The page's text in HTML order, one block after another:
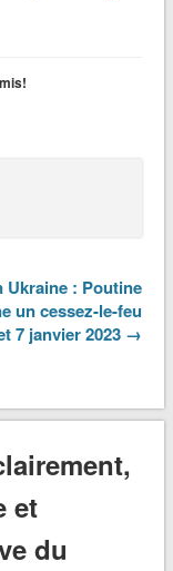
Ukraine : Poutine
un cessez-le-feu
7 janvier 2023 →
et
du